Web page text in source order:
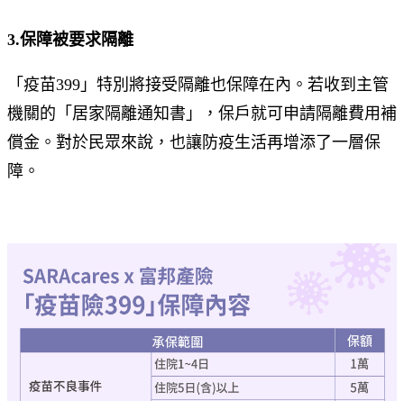
3.保障被要求隔離
「疫苗399」特別將接受隔離也保障在內。若收到主管
機關的「居家隔離通知書」，保戶就可申請隔離費用補
償金。對於民眾來說，也讓防疫生活再增添了一層保
障。